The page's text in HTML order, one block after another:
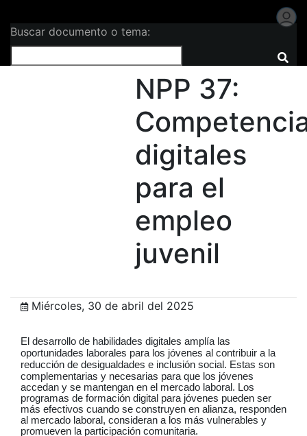
Buscar documento o tema:
NPP 37:
digitales
para el
empleo
juvenil
Miércoles, 30 de abril del 2025
El desarrollo de habilidades digitales amplía las
oportunidades laborales para los jóvenes al contribuir a la
reducción de desigualdades e inclusión social. Estas son
complementarias y necesarias para que los jóvenes
accedan y se mantengan en el mercado laboral. Los
programas de formación digital para jóvenes pueden ser
más efectivos cuando se construyen en alianza, responden
al mercado laboral, consideran a los más vulnerables y
promueven la participación comunitaria.